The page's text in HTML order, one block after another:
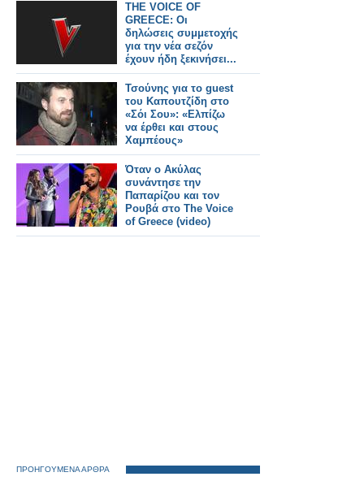
THE VOICE OF
GREECE: Οι
δηλώσεις συμμετοχής
για την νέα σεζόν
έχουν ήδη ξεκινήσει...
Τσούνης για το guest
του Καπουτζίδη στο
«Σόι Σου»: «Ελπίζω
να έρθει και στους
Χαμπέους»
Όταν ο Ακύλας
συνάντησε την
Παπαρίζου και τον
Ρουβά στο The Voice
of Greece (video)
ΠΡΟΗΓΟΥΜΕΝΑ ΑΡΘΡΑ